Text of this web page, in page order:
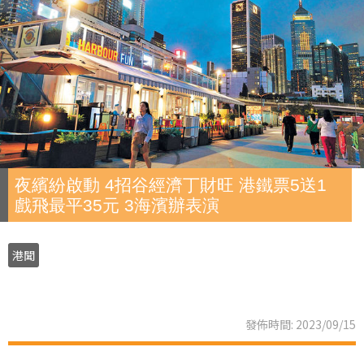
夜繽紛啟動 4招谷經濟丁財旺 港鐵票5送1
戲飛最平35元 3海濱辦表演
港聞
發佈時間: 2023/09/15